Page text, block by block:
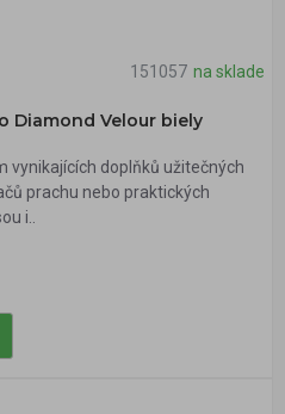
151057 na sklade
Diamond Velour biely
vynikajících doplňků užitečných
prachu nebo praktických
i..